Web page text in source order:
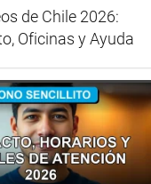
de Chile 2026:
Oficinas y Ayuda